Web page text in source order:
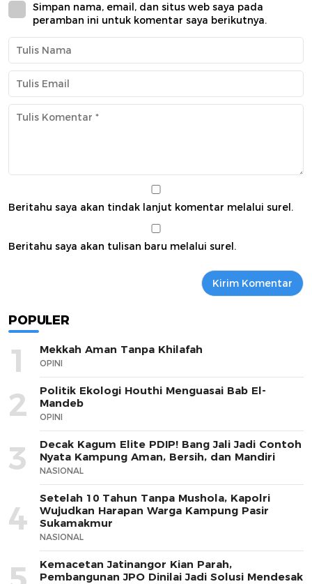
Simpan nama, email, dan situs web saya pada
peramban ini untuk komentar saya berikutnya.
Beritahu saya akan tindak lanjut komentar melalui surel.
Beritahu saya akan tulisan baru melalui surel.
POPULER
1 Mekkah Aman Tanpa Khilafah
OPINI
2
Politik Ekologi Houthi Menguasai Bab El-
Mandeb
OPINI
3
Decak Kagum Elite PDIP! Bang Jali Jadi Contoh
Nyata Kampung Aman, Bersih, dan Mandiri
NASIONAL
4
Setelah 10 Tahun Tanpa Mushola, Kapolri
Wujudkan Harapan Warga Kampung Pasir
Sukamakmur
NASIONAL
Kemacetan Jatinangor Kian Parah,
Pembangunan JPO Dinilai Jadi Solusi Mendesak